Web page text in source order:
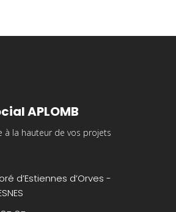
APLOMB
à la hauteur de vos projets
d’Estiennes d’Orves -